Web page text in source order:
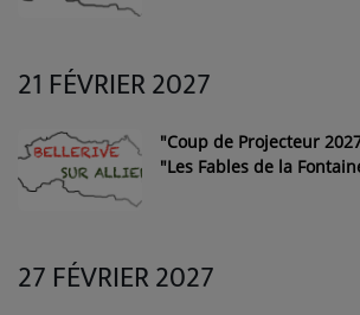
21 FÉVRIER 2027
"Coup de Projecteur
"Les Fables de la
27 FÉVRIER 2027